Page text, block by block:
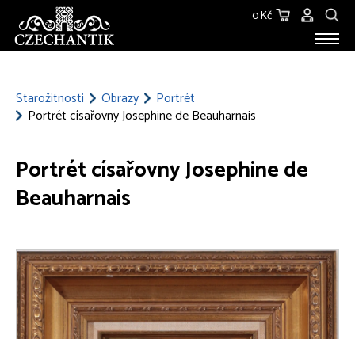
0 Kč
Starožitnosti Obrazy
Portrét
Portrét císařovny Josephine de Beauharnais
Portrét císařovny Josephine de
Beauharnais